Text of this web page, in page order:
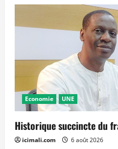
Economie UNE
Historique succincte du
icimali.com 6 août 2026